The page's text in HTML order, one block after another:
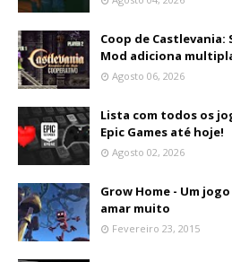
Coop de
Mod adiciona
Agosto 06, 2026
Lista com todos os
Epic Games até hoje!
Agosto 02, 2026
Grow Home - Um
amar muito
Fevereiro 23, 2015